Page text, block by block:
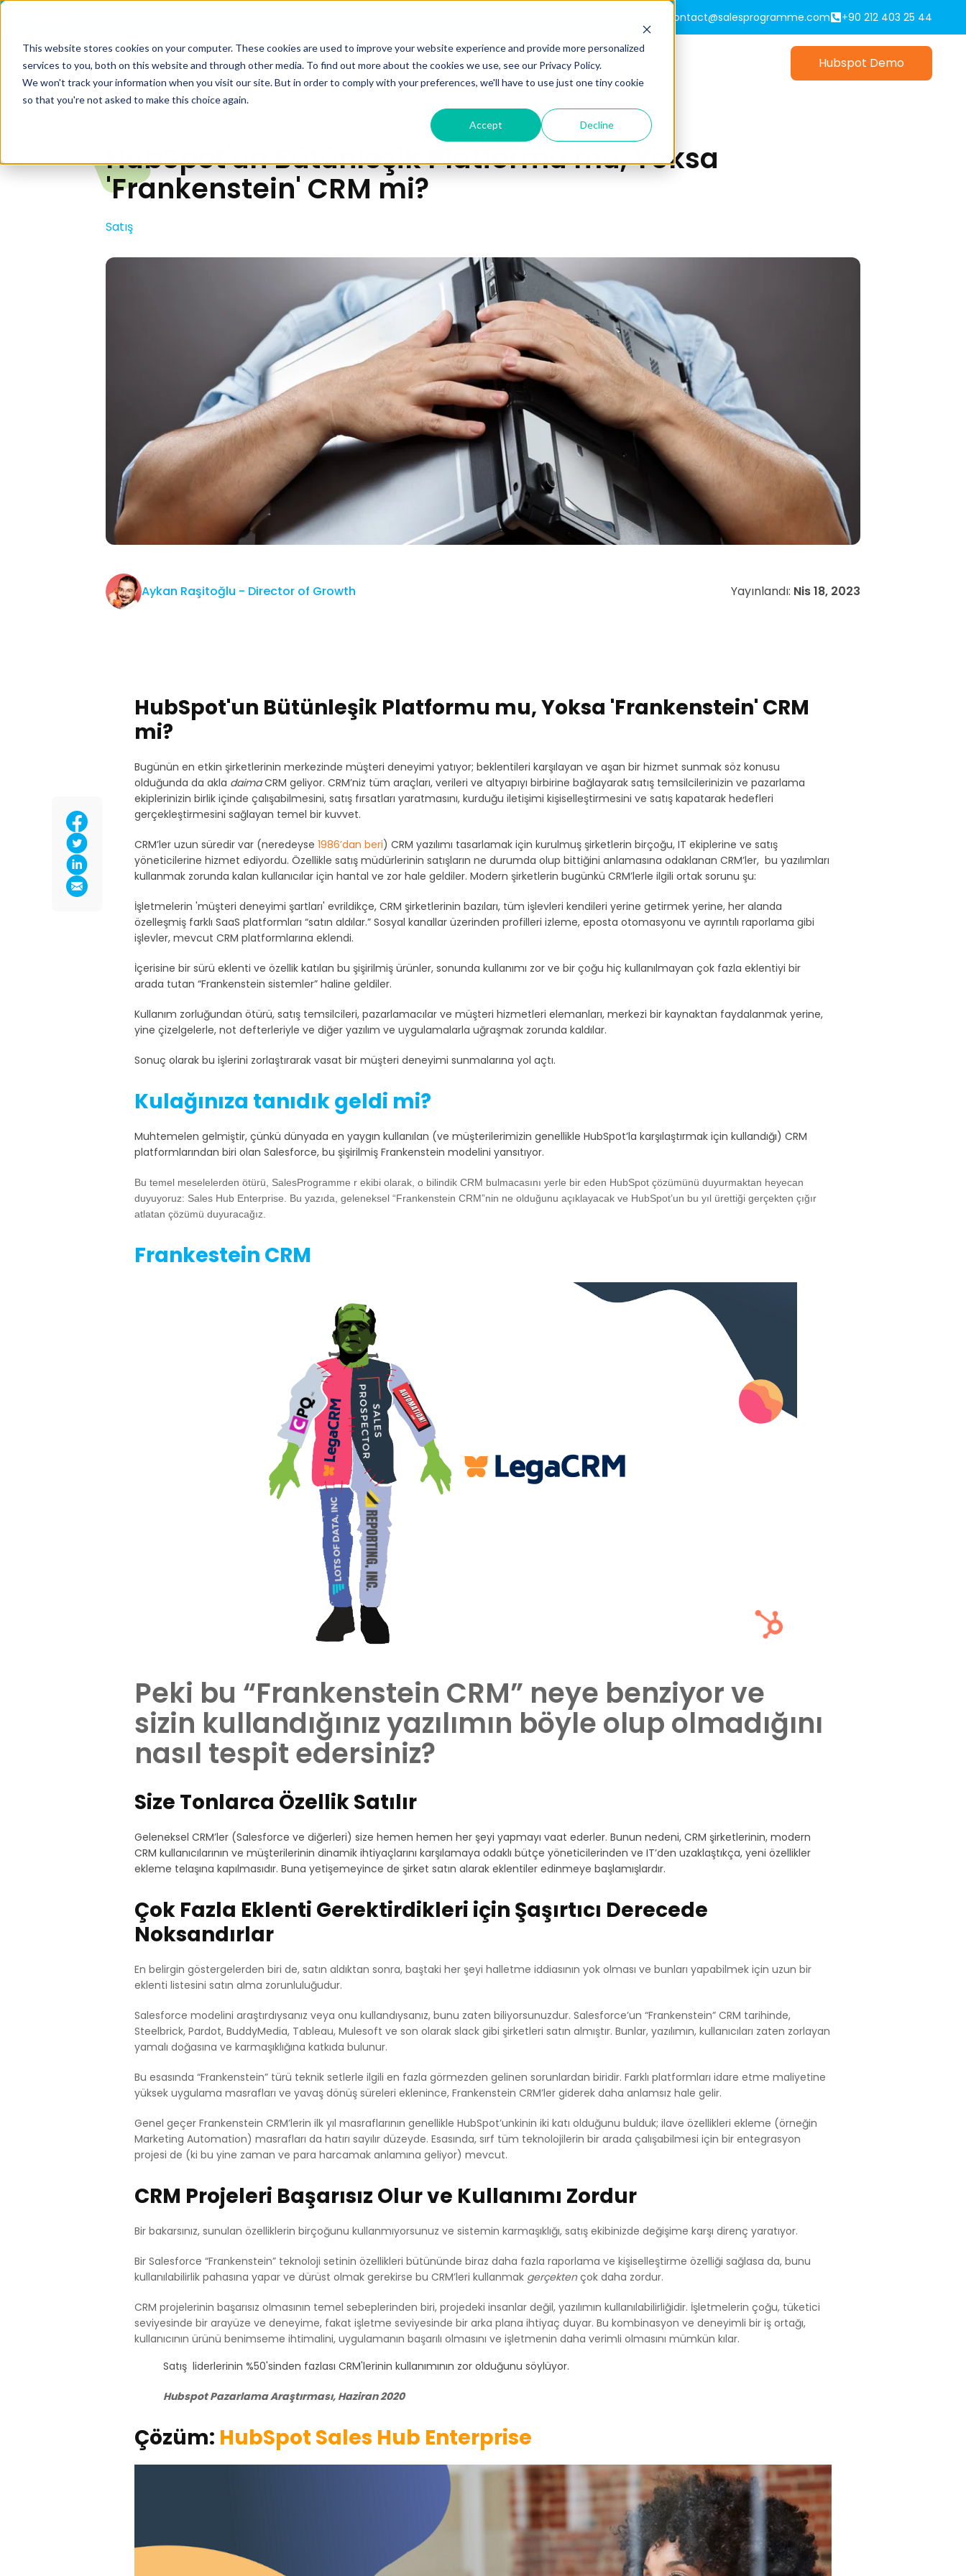
This website stores cookies on your computer. These cookies are used to improve your website experience and provide more personalized
services to you, both on this website and through other media. To find out more about the cookies we use, see our Privacy Policy.
We won't track your information when you visit our site. But in order to comply with your preferences, we'll have to use just one tiny cookie
so that you're not asked to make this choice again.
Accept Decline
contact@salesprogramme.com +90 212 403 25 44
Servi̇sler Hubspot Ücretler Kaynaklar İletişim Hubspot Demo
HubSpot'un Bütünleşik Platformu mu, Yoksa
'Frankenstein' CRM mi?
Satış
Aykan Raşitoğlu - Director of Growth Yayınlandı: Nis 18, 2023
HubSpot'un Bütünleşik Platformu mu, Yoksa 'Frankenstein' CRM
mi?
Bugünün en etkin şirketlerinin merkezinde müşteri deneyimi yatıyor; beklentileri karşılayan ve aşan bir hizmet sunmak söz konusu
olduğunda da akla daimaCRM geliyor. CRM’niz tüm araçları, verileri ve altyapıyı birbirine bağlayarak satış temsilcilerinizin ve pazarlama
ekiplerinizin birlik içinde çalışabilmesini, satış fırsatları yaratmasını, kurduğu iletişimi kişiselleştirmesini ve satış kapatarak hedefleri
gerçekleştirmesini sağlayan temel bir kuvvet.
CRM’ler uzun süredir var (neredeyse 1986’dan beri) CRM yazılımı tasarlamak için kurulmuş şirketlerin birçoğu, IT ekiplerine ve satış
yöneticilerine hizmet ediyordu. Özellikle satış müdürlerinin satışların ne durumda olup bittiğini anlamasına odaklanan CRM’ler, bu yazılımları
kullanmak zorunda kalan kullanıcılar için hantal ve zor hale geldiler. Modern şirketlerin bugünkü CRM’lerle ilgili ortak sorunu şu:
İşletmelerin 'müşteri deneyimi şartları' evrildikçe, CRM şirketlerinin bazıları, tüm işlevleri kendileri yerine getirmek yerine, her alanda
özelleşmiş farklı SaaS platformları “satın aldılar.” Sosyal kanallar üzerinden profilleri izleme, eposta otomasyonu ve ayrıntılı raporlama gibi
işlevler, mevcut CRM platformlarına eklendi.
İçerisine bir sürü eklenti ve özellik katılan bu şişirilmiş ürünler, sonunda kullanımı zor ve bir çoğu hiç kullanılmayan çok fazla eklentiyi bir
arada tutan “Frankenstein sistemler” haline geldiler.
Kullanım zorluğundan ötürü, satış temsilcileri, pazarlamacılar ve müşteri hizmetleri elemanları, merkezi bir kaynaktan faydalanmak yerine,
yine çizelgelerle, not defterleriyle ve diğer yazılım ve uygulamalarla uğraşmak zorunda kaldılar.
Sonuç olarak bu işlerini zorlaştırarak vasat bir müşteri deneyimi sunmalarına yol açtı.
Kulağınıza tanıdık geldi mi?
Muhtemelen gelmiştir, çünkü dünyada en yaygın kullanılan (ve müşterilerimizin genellikle HubSpot’la karşılaştırmak için kullandığı) CRM
platformlarından biri olan Salesforce, bu şişirilmiş Frankenstein modelini yansıtıyor.
Bu temel meselelerden ötürü, SalesProgramme r ekibi olarak, o bilindik CRM bulmacasını yerle bir eden HubSpot çözümünü duyurmaktan heyecan
duyuyoruz: Sales Hub Enterprise . Bu yazıda, geleneksel “Frankenstein CRM”nin ne olduğunu açıklayacak ve HubSpot’un bu yıl ürettiği gerçekten çığır
atlatan çözümü duyuracağız.
Frankestein CRM
Peki bu “Frankenstein CRM” neye benziyor ve
sizin kullandığınız yazılımın böyle olup olmadığını
nasıl tespit edersiniz?
Size Tonlarca Özellik Satılır
Geleneksel CRM’ler (Salesforce ve diğerleri) size hemen hemen her şeyi yapmayı vaat ederler. Bunun nedeni, CRM şirketlerinin, modern
CRM kullanıcılarının ve müşterilerinin dinamik ihtiyaçlarını karşılamaya odaklı bütçe yöneticilerinden ve IT’den uzaklaştıkça, yeni özellikler
ekleme telaşına kapılmasıdır. Buna yetişemeyince de şirket satın alarak eklentiler edinmeye başlamışlardır.
Çok Fazla Eklenti Gerektirdikleri için Şaşırtıcı Derecede
Noksandırlar
En belirgin göstergelerden biri de, satın aldıktan sonra, baştaki her şeyi halletme iddiasının yok olması ve bunları yapabilmek için uzun bir
eklenti listesini satın alma zorunluluğudur.
Salesforce modelini araştırdıysanız veya onu kullandıysanız, bunu zaten biliyorsunuzdur. Salesforce’un “Frankenstein” CRM tarihinde,
Steelbrick, Pardot, BuddyMedia, Tableau, Mulesoft ve son olarak slack gibi şirketleri satın almıştır. Bunlar, yazılımın, kullanıcıları zaten zorlayan
yamalı doğasına ve karmaşıklığına katkıda bulunur.
Bu esasında “Frankenstein” türü teknik setlerle ilgili en fazla görmezden gelinen sorunlardan biridir. Farklı platformları idare etme maliyetine
yüksek uygulama masrafları ve yavaş dönüş süreleri eklenince, Frankenstein CRM’ler giderek daha anlamsız hale gelir.
Genel geçer Frankenstein CRM’lerin ilk yıl masraflarının genellikle HubSpot’unkinin iki katı olduğunu bulduk; ilave özellikleri ekleme (örneğin
Marketing Automation) masrafları da hatırı sayılır düzeyde. Esasında, sırf tüm teknolojilerin bir arada çalışabilmesi için bir entegrasyon
projesi de (ki bu yine zaman ve para harcamak anlamına geliyor) mevcut.
CRM Projeleri Başarısız Olur ve Kullanımı Zordur
Bir bakarsınız, sunulan özelliklerin birçoğunu kullanmıyorsunuz ve sistemin karmaşıklığı, satış ekibinizde değişime karşı direnç yaratıyor.
Bir Salesforce “Frankenstein” teknoloji setinin özellikleri bütününde biraz daha fazla raporlama ve kişiselleştirme özelliği sağlasa da, bunu
kullanılabilirlik pahasına yapar ve dürüst olmak gerekirse bu CRM’leri kullanmak gerçektençok daha zordur.
CRM projelerinin başarısız olmasının temel sebeplerinden biri, projedeki insanlar değil, yazılımın kullanılabilirliğidir. İşletmelerin çoğu, tüketici
seviyesinde bir arayüze ve deneyime, fakat işletme seviyesinde bir arka plana ihtiyaç duyar. Bu kombinasyon ve deneyimli bir iş ortağı,
kullanıcının ürünü benimseme ihtimalini, uygulamanın başarılı olmasını ve işletmenin daha verimli olmasını mümkün kılar.
Satış liderlerinin %50'sinden fazlası CRM'lerinin kullanımının zor olduğunu söylüyor.
Hubspot Pazarlama Araştırması, Haziran 2020
Çözüm: HubSpot Sales Hub Enterprise